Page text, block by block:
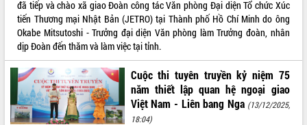
vùng trồng và doanh nghiệp đóng gói
sầu riêng tại Đắk Lắk
Trình diễn nghệ thuật chế biến các
Đắk Lắk công bố Quy hoạch và xúc
tiến đầu tư tỉnh
Ngành cá ngừ Đắk Lắk chủ động thích
ứng để giữ vững thị trường xuất khẩu
đã tiếp và chào xã giao Đoàn công tác Văn phòng Đại diện Tổ chức Xúc
tiến Thương mại Nhật Bản (JETRO) tại Thành phố Hồ Chí Minh do ông
Okabe Mitsutoshi - Trưởng đại diện Văn phòng làm Trưởng đoàn, nhân
dịp Đoàn đến thăm và làm việc tại tỉnh.
Cuộc thi tuyên truyền kỷ niệm 75
năm thiết lập quan hệ ngoại giao
Việt Nam - Liên bang Nga (13/12/2025,
18:04)